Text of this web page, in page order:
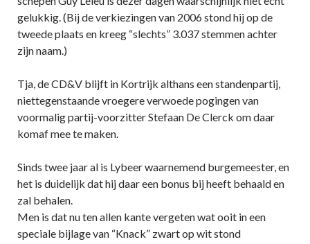
gelukkig. (Bij de verkiezingen van 2006 stond hij op de
tweede plaats en kreeg “slechts” 3.037 stemmen achter
zijn naam.)
Tja, de CD&V blijft in Kortrijk althans een standenpartij,
niettegenstaande vroegere verwoede pogingen van
voormalig partij-voorzitter Stefaan De Clerck om daar
komaf mee te maken.
Sinds twee jaar al is Lybeer waarnemend burgemeester, en
het is duidelijk dat hij daar een bonus bij heeft behaald en
zal behalen.
Men is dat nu ten allen kante vergeten wat ooit in een
speciale bijlage van “Knack” zwart op wit stond